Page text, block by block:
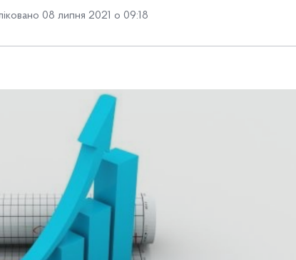
08 липня 2021 о 09:18